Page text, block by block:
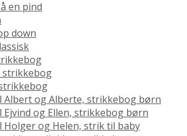
en pind
down
strikkebog
Albert og Alberte, strikkebog børn
Ejvind og Ellen, strikkebog børn
Holger og Helen, strik til baby